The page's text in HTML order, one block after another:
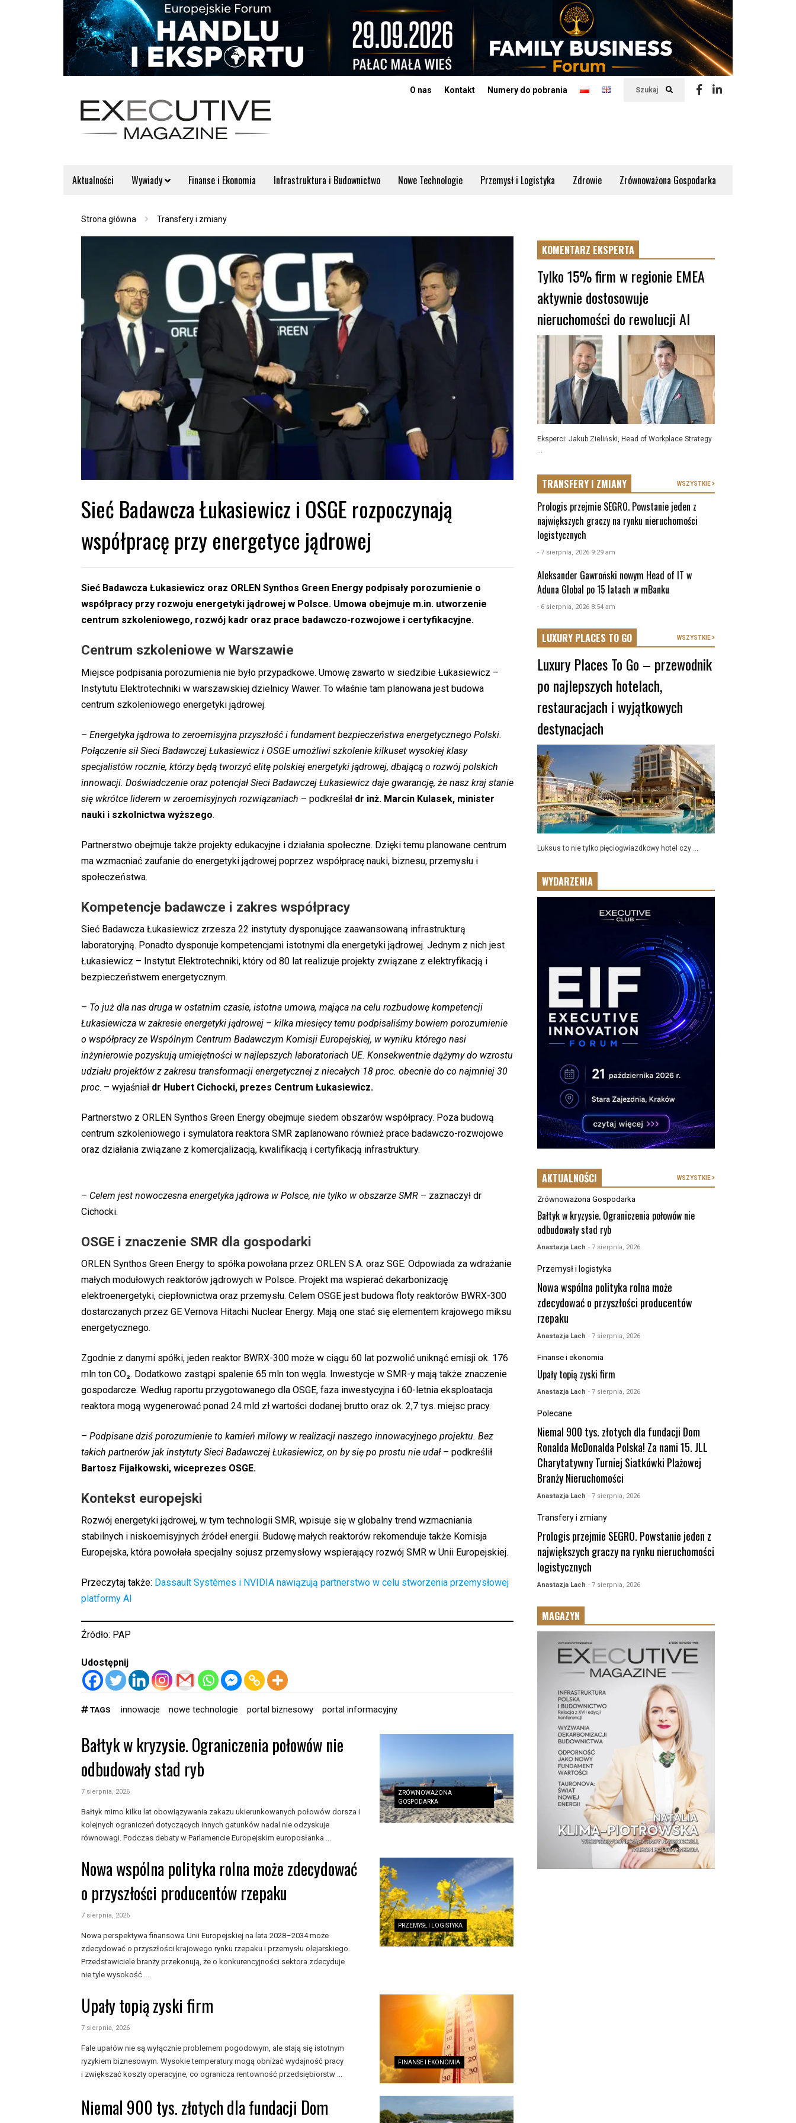
Szukaj
O nas Kontakt Numery do pobrania
Aktualności Wywiady Finanse i Ekonomia Infrastruktura i Budownictwo Nowe Technologie Przemysł i Logistyka Zdrowie Zrównoważona Gospodarka
Strona główna Transfery i zmiany
Sieć Badawcza Łukasiewicz i OSGE rozpoczynają
współpracę przy energetyce jądrowej
Sieć Badawcza Łukasiewicz oraz ORLEN Synthos Green Energy podpisały porozumienie o
współpracy przy rozwoju energetyki jądrowej w Polsce. Umowa obejmuje m.in. utworzenie
centrum szkoleniowego, rozwój kadr oraz prace badawczo-rozwojowe i certyfikacyjne.
Centrum szkoleniowe w Warszawie
Miejsce podpisania porozumienia nie było przypadkowe. Umowę zawarto w siedzibie Łukasiewicz –
Instytutu Elektrotechniki w warszawskiej dzielnicy Wawer. To właśnie tam planowana jest budowa
centrum szkoleniowego energetyki jądrowej.
– Energetyka jądrowa to zeroemisyjna przyszłość i fundament bezpieczeństwa energetycznego Polski.
Połączenie sił Sieci Badawczej Łukasiewicz i OSGE umożliwi szkolenie kilkuset wysokiej klasy
specjalistów rocznie, którzy będą tworzyć elitę polskiej energetyki jądrowej, dbającą o rozwój polskich
innowacji. Doświadczenie oraz potencjał Sieci Badawczej Łukasiewicz daje gwarancję, że nasz kraj stanie
się wkrótce liderem w zeroemisyjnych rozwiązaniach – podkreślał dr inż. Marcin Kulasek, minister
nauki i szkolnictwa wyższego.
Partnerstwo obejmuje także projekty edukacyjne i działania społeczne. Dzięki temu planowane centrum
ma wzmacniać zaufanie do energetyki jądrowej poprzez współpracę nauki, biznesu, przemysłu i
społeczeństwa.
Kompetencje badawcze i zakres współpracy
Sieć Badawcza Łukasiewicz zrzesza 22 instytuty dysponujące zaawansowaną infrastrukturą
laboratoryjną. Ponadto dysponuje kompetencjami istotnymi dla energetyki jądrowej. Jednym z nich jest
Łukasiewicz – Instytut Elektrotechniki, który od 80 lat realizuje projekty związane z elektryfikacją i
bezpieczeństwem energetycznym.
– To już dla nas druga w ostatnim czasie, istotna umowa, mająca na celu rozbudowę kompetencji
Łukasiewicza w zakresie energetyki jądrowej – kilka miesięcy temu podpisaliśmy bowiem porozumienie
o współpracy ze Wspólnym Centrum Badawczym Komisji Europejskiej, w wyniku którego nasi
inżynierowie pozyskują umiejętności w najlepszych laboratoriach UE. Konsekwentnie dążymy do wzrostu
udziału projektów z zakresu transformacji energetycznej z niecałych 18 proc. obecnie do co najmniej 30
proc. – wyjaśniał dr Hubert Cichocki, prezes Centrum Łukasiewicz.
Partnerstwo z ORLEN Synthos Green Energy obejmuje siedem obszarów współpracy. Poza budową
centrum szkoleniowego i symulatora reaktora SMR zaplanowano również prace badawczo-rozwojowe
oraz działania związane z komercjalizacją, kwalifikacją i certyfikacją infrastruktury.
– Celem jest nowoczesna energetyka jądrowa w Polsce, nie tylko w obszarze SMR – zaznaczył dr
Cichocki.
OSGE i znaczenie SMR dla gospodarki
ORLEN Synthos Green Energy to spółka powołana przez ORLEN S.A. oraz SGE. Odpowiada za wdrażanie
małych modułowych reaktorów jądrowych w Polsce. Projekt ma wspierać dekarbonizację
elektroenergetyki, ciepłownictwa oraz przemysłu. Celem OSGE jest budowa floty reaktorów BWRX-300
dostarczanych przez GE Vernova Hitachi Nuclear Energy. Mają one stać się elementem krajowego miksu
energetycznego.
Zgodnie z danymi spółki, jeden reaktor BWRX-300 może w ciągu 60 lat pozwolić uniknąć emisji ok. 176
mln ton CO₂. Dodatkowo zastąpi spalenie 65 mln ton węgla. Inwestycje w SMR-y mają także znaczenie
gospodarcze. Według raportu przygotowanego dla OSGE, faza inwestycyjna i 60-letnia eksploatacja
reaktora mogą wygenerować ponad 24 mld zł wartości dodanej brutto oraz ok. 2,7 tys. miejsc pracy.
– Podpisane dziś porozumienie to kamień milowy w realizacji naszego innowacyjnego projektu. Bez
takich partnerów jak instytuty Sieci Badawczej Łukasiewicz, on by się po prostu nie udał– podkreślił
Bartosz Fijałkowski, wiceprezes OSGE.
Kontekst europejski
Rozwój energetyki jądrowej, w tym technologii SMR, wpisuje się w globalny trend wzmacniania
stabilnych i niskoemisyjnych źródeł energii. Budowę małych reaktorów rekomenduje także Komisja
Europejska, która powołała specjalny sojusz przemysłowy wspierający rozwój SMR w Unii Europejskiej.
Przeczytaj także: Dassault Systèmes i NVIDIA nawiązują partnerstwo w celu stworzenia przemysłowej
platformy AI
Źródło: PAP
Udostępnij
TAGS innowacje nowe technologie portal biznesowy portal informacyjny
ZRÓWNOWAŻONA
GOSPODARKA
Bałtyk w kryzysie. Ograniczenia połowów nie
odbudowały stad ryb
7 sierpnia, 2026
Bałtyk mimo kilku lat obowiązywania zakazu ukierunkowanych połowów dorsza i
kolejnych ograniczeń dotyczących innych gatunków nadal nie odzyskuje
równowagi. Podczas debaty w Parlamencie Europejskim europosłanka ...
PRZEMYSŁ I LOGISTYKA
Nowa wspólna polityka rolna może zdecydować
o przyszłości producentów rzepaku
7 sierpnia, 2026
Nowa perspektywa finansowa Unii Europejskiej na lata 2028–2034 może
zdecydować o przyszłości krajowego rynku rzepaku i przemysłu olejarskiego.
Przedstawiciele branży przekonują, że o konkurencyjności sektora zdecyduje
nie tyle wysokość ...
FINANSE I EKONOMIA
Upały topią zyski firm
7 sierpnia, 2026
Fale upałów nie są wyłącznie problemem pogodowym, ale stają się istotnym
ryzykiem biznesowym. Wysokie temperatury mogą obniżać wydajność pracy
i zwiększać koszty operacyjne, co ogranicza rentowność przedsiębiorstw ...
Niemal 900 tys. złotych dla fundacji Dom
KOMENTARZ EKSPERTA
Tylko 15% firm w regionie EMEA
aktywnie dostosowuje
nieruchomości do rewolucji AI
Eksperci: Jakub Zieliński, Head of Workplace Strategy
...
TRANSFERY I ZMIANY WSZYSTKIE
Prologis przejmie SEGRO. Powstanie jeden z
największych graczy na rynku nieruchomości
logistycznych
- 7 sierpnia, 2026 9:29 am
Aleksander Gawroński nowym Head of IT w
Aduna Global po 15 latach w mBanku
- 6 sierpnia, 2026 8:54 am
LUXURY PLACES TO GO WSZYSTKIE
Luxury Places To Go – przewodnik
po najlepszych hotelach,
restauracjach i wyjątkowych
destynacjach
Luksus to nie tylko pięciogwiazdkowy hotel czy ...
WYDARZENIA
AKTUALNOŚCI WSZYSTKIE
Zrównoważona Gospodarka
Bałtyk w kryzysie. Ograniczenia połowów nie
odbudowały stad ryb
Anastazja Lach - 7 sierpnia, 2026
Przemysł i logistyka
Nowa wspólna polityka rolna może
zdecydować o przyszłości producentów
rzepaku
Anastazja Lach - 7 sierpnia, 2026
Finanse i ekonomia
Upały topią zyski firm
Anastazja Lach - 7 sierpnia, 2026
Polecane
Niemal 900 tys. złotych dla fundacji Dom
Ronalda McDonalda Polska! Za nami 15. JLL
Charytatywny Turniej Siatkówki Plażowej
Branży Nieruchomości
Anastazja Lach - 7 sierpnia, 2026
Transfery i zmiany
Prologis przejmie SEGRO. Powstanie jeden z
największych graczy na rynku nieruchomości
logistycznych
Anastazja Lach - 7 sierpnia, 2026
MAGAZYN